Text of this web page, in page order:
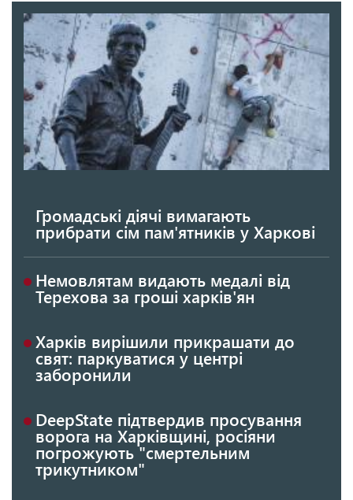
Громадські діячі вимагають
прибрати сім пам'ятників у Харкові
Немовлятам видають медалі від
Терехова за гроші харків'ян
Харків вирішили прикрашати до
свят: паркуватися у центрі
заборонили
DeepState підтвердив просування
ворога на Харківщині, росіяни
погрожують "смертельним
трикутником"